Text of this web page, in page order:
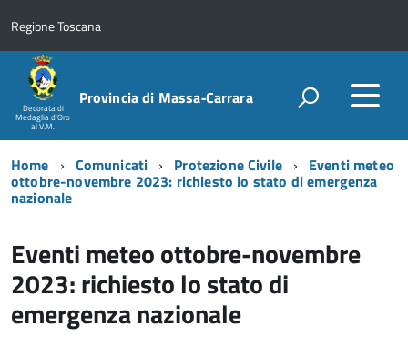
Regione Toscana
Decorata di
Medaglia d'Oro
al V.M.
Provincia di Massa‑Carrara
Home Comunicati Protezione Civile Eventi meteo
ottobre-novembre 2023: richiesto lo stato di emergenza
nazionale
Eventi meteo ottobre-novembre
2023: richiesto lo stato di
emergenza nazionale